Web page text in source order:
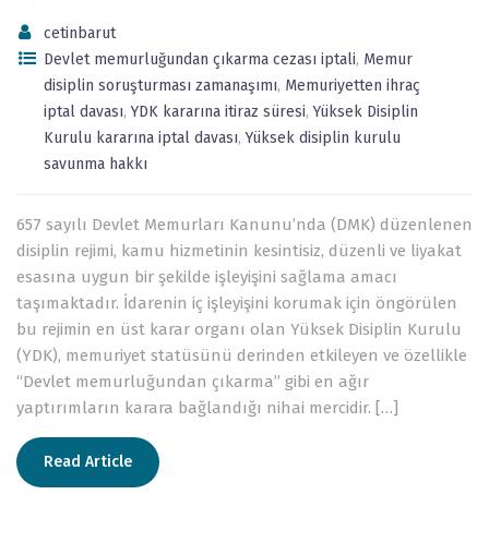
cetinbarut
Devlet memurluğundan çıkarma cezası iptali, Memur
disiplin soruşturması zamanaşımı, Memuriyetten ihraç
iptal davası,YDK kararına itiraz süresi,Yüksek Disiplin
Kurulu kararına iptal davası,Yüksek disiplin kurulu
savunma hakkı
657 sayılı Devlet Memurları Kanunu’nda (DMK) düzenlenen
disiplin rejimi, kamu hizmetinin kesintisiz, düzenli ve liyakat
esasına uygun bir şekilde işleyişini sağlama amacı
taşımaktadır. İdarenin iç işleyişini korumak için öngörülen
bu rejimin en üst karar organı olan Yüksek Disiplin Kurulu
(YDK), memuriyet statüsünü derinden etkileyen ve özellikle
“Devlet memurluğundan çıkarma” gibi en ağır
yaptırımların karara bağlandığı nihai mercidir. […]
Read Article